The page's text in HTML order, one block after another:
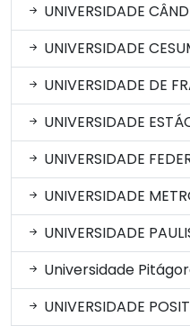
UNIVERSIDADE
UNIVERSIDADE
UNIVERSIDADE DE
UNIVERSIDADE
UNIVERSIDADE
UNIVERSIDADE
UNIVERSIDADE
Universidade
UNIVERSIDADE